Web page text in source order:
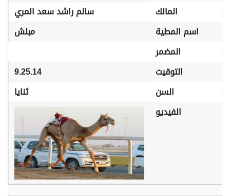
المالك
سالم راشد سعد المري
اسم المطية
مبلش
المضمر
التوقيت
9.25.14
السن
ثنايا
الفيديو